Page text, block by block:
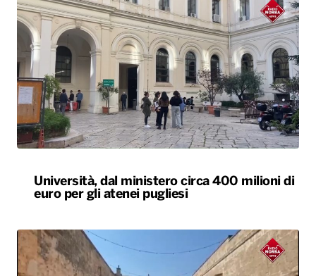
Università, dal ministero circa 400 milioni di
euro per gli atenei pugliesi